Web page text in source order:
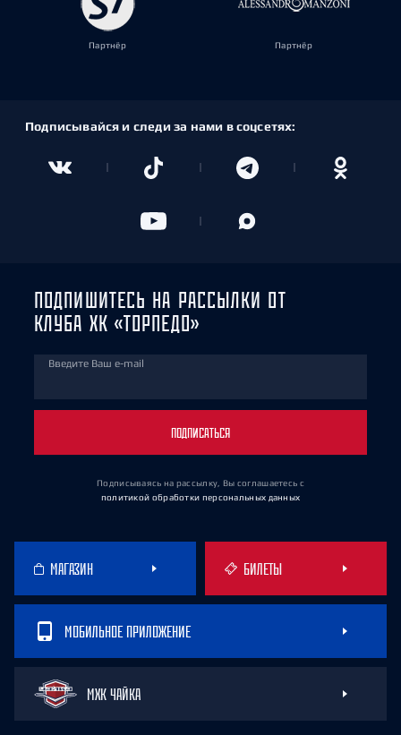
Партнёр Партнёр
Подписывайся и следи за нами в соцсетях:
ПОДПИШИТЕСЬ НА РАССЫЛКИ ОТ
КЛУБА ХК «ТОРПЕДО»
Введите Ваш e-mail
ПОДПИСАТЬСЯ
Подписываясь на рассылку, Вы соглашаетесь с
политикой обработки персональных данных
МАГАЗИН БИЛЕТЫ
МОБИЛЬНОЕ ПРИЛОЖЕНИЕ
МХК ЧАЙКА